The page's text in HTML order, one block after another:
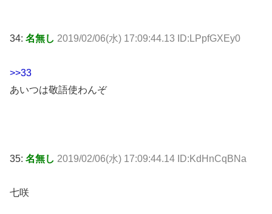
34: 名無し 2019/02/06(水) 17:09:44.13 ID:LPpfGXEy0
>>33
あいつは敬語使わんぞ
35: 名無し 2019/02/06(水) 17:09:44.14 ID:KdHnCqBNa
七咲